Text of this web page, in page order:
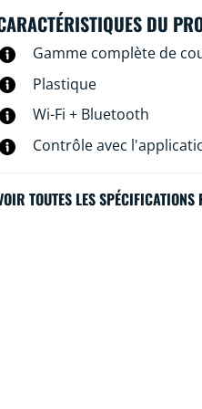
DU
Gamme complète de
Plastique
Wi-Fi + Bluetooth
Contrôle avec
TOUTES LES SPÉCIFICATIONS